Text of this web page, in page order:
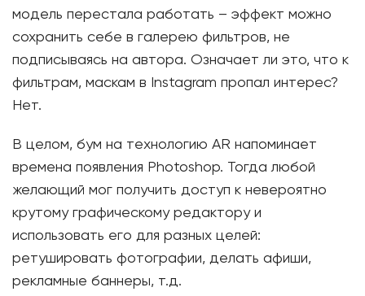
модель перестала работать – эффект можно
сохранить себе в галерею фильтров, не
подписываясь на автора. Означает ли это, что к
фильтрам, маскам в Instagram пропал интерес?
Нет.
В целом, бум на технологию AR напоминает
времена появления Photoshop. Тогда любой
желающий мог получить доступ к невероятно
крутому графическому редактору и
использовать его для разных целей:
ретушировать фотографии, делать афиши,
рекламные баннеры, т.д.